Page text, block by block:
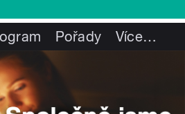
Pořady Více…